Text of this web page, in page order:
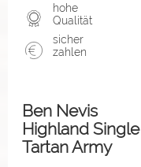
hohe
Qualität
sicher
zahlen
Ben Nevis
Highland
Tartan Army